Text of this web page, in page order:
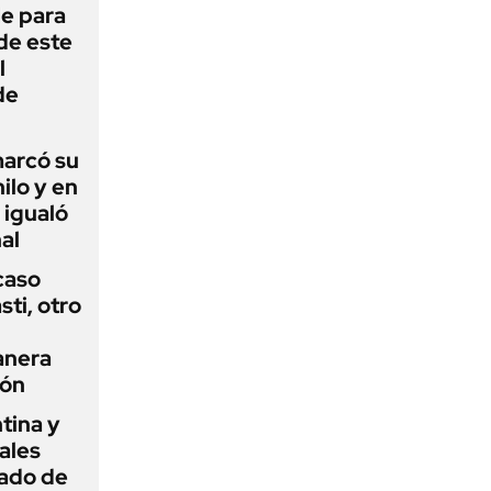
para
este
su
y en
igualó
otro
y
de